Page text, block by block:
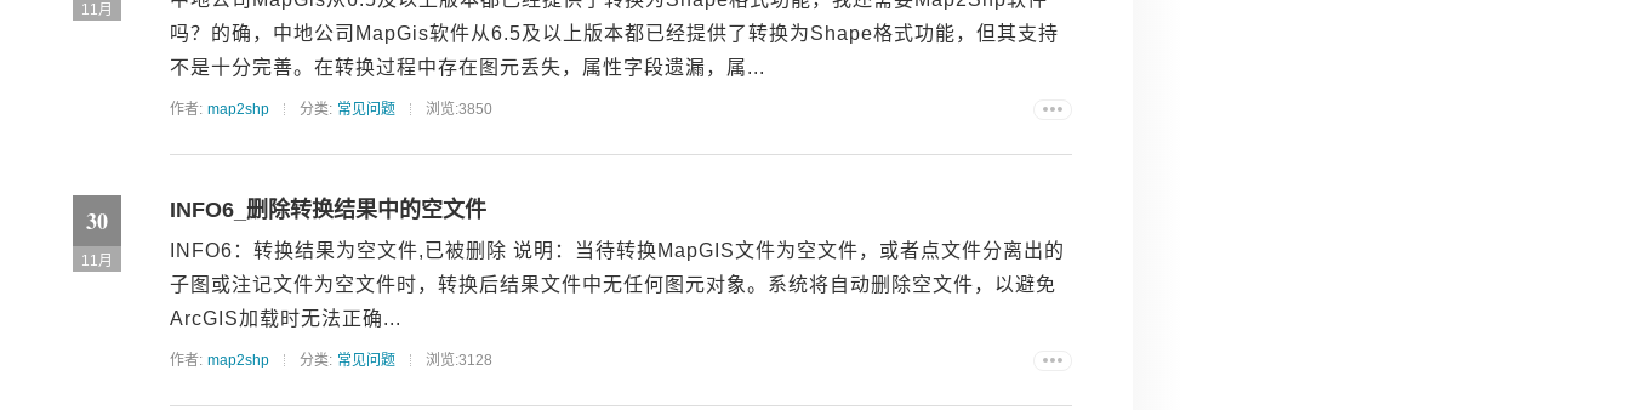
11月
吗？的确，中地公司MapGis软件从6.5及以上版本都已经提供了转换为Shape格式功能，但其支持
不是十分完善。在转换过程中存在图元丢失，属性字段遗漏，属...
作者: map2shp 分类: 常见问题 浏览:3850
30
11月
INFO6_删除转换结果中的空文件
INFO6：转换结果为空文件,已被删除 说明：当待转换MapGIS文件为空文件，或者点文件分离出的
子图或注记文件为空文件时，转换后结果文件中无任何图元对象。系统将自动删除空文件，以避免
ArcGIS加载时无法正确...
作者: map2shp 分类: 常见问题 浏览:3128